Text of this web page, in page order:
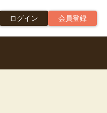
ログイン 会員登録